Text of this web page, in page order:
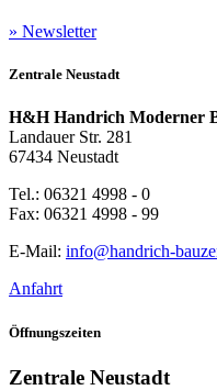
» Newsletter
Zentrale Neustadt
H&H Handrich Moderner
Landauer Str. 281
67434 Neustadt
Tel.: 06321 4998 - 0
Fax: 06321 4998 - 99
E-Mail: info@handrich-
Anfahrt
Öffnungszeiten
Zentrale Neustadt